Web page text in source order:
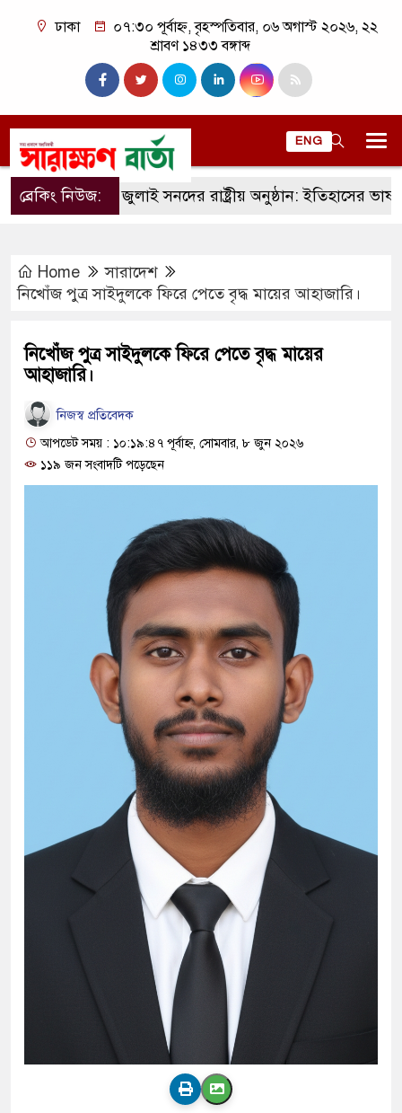
ঢাকা
০৭:৩০ পূর্বাহ্ন, বৃহস্পতিবার, ০৬ অগাস্ট ২০২৬, ২২
শ্রাবণ ১৪৩৩ বঙ্গাব্দ
ENG
ব্রেকিং নিউজ:জুলাই সনদের রাষ্ট্রীয় অনুষ্ঠান: ইতিহাসের ভাষ্য,
Home
সারাদেশ
নিখোঁজ পুত্র সাইদুলকে ফিরে পেতে বৃদ্ধ মায়ের আহাজারি।
নিখোঁজ পুত্র সাইদুলকে ফিরে পেতে বৃদ্ধ মায়ের
আহাজারি।
নিজস্ব প্রতিবেদক
আপডেট সময় : ১০:১৯:৪৭ পূর্বাহ্ন, সোমবার, ৮ জুন ২০২৬
১১৯ জন সংবাদটি পড়েছেন